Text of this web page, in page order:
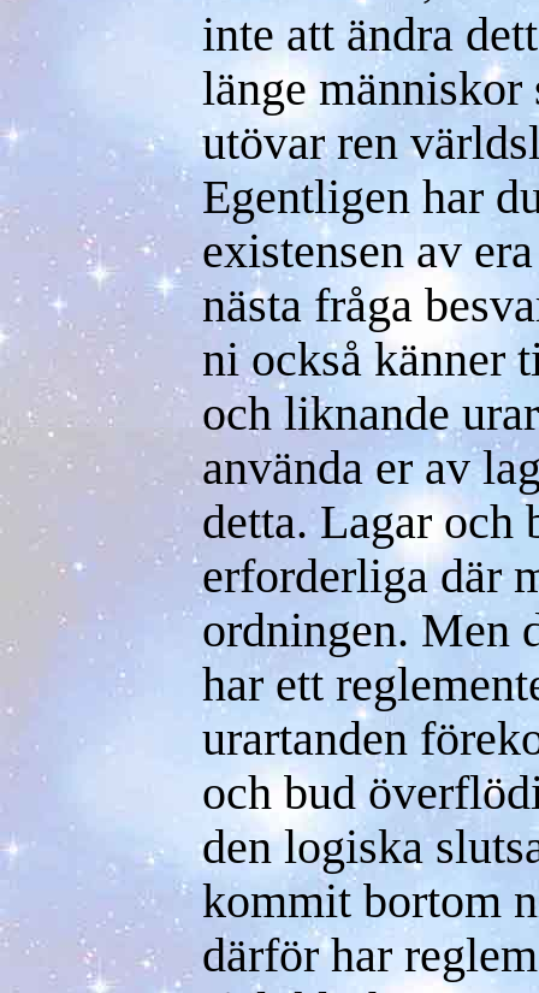
inte att ändra
länge människor
utövar ren
Egentligen har
existensen av
nästa fråga
ni också känner
och liknande
använda er av
detta. Lagar och
erforderliga där
ordningen. Men
har ett
urartanden
och bud
den logiska
kommit bortom
därför har